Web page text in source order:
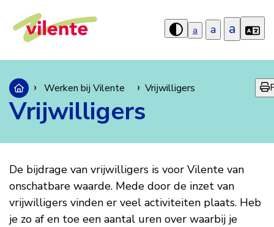
Hooga a a
Werken bij Vilente Vrijwilligers
Vrijwilligers
Vrijwilligers
Vrijwilligers
De bijdrage van vrijwilligers is voor Vilente van
onschatbare waarde. Mede door de inzet van
vrijwilligers vinden er veel activiteiten plaats. Heb
je zo af en toe een aantal uren over waarbij je